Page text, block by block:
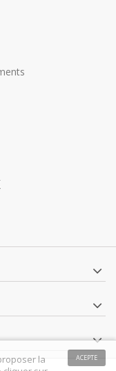
ACEPTE
la